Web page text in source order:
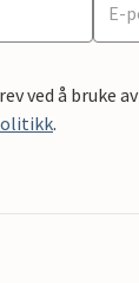
ved å bruke
.